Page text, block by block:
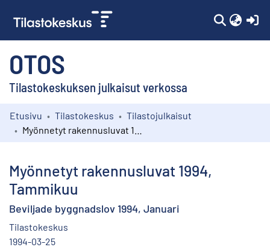
OTOS
Tilastokeskuksen julkaisut verkossa
Kokoelmat
Etusivu Tilastokeskus
Tilastojulkaisut
Myönnetyt rakennusluvat 1994,
Tammikuu
Beviljade byggnadslov 1994, Januari
Tilastokeskus
1994-03-25